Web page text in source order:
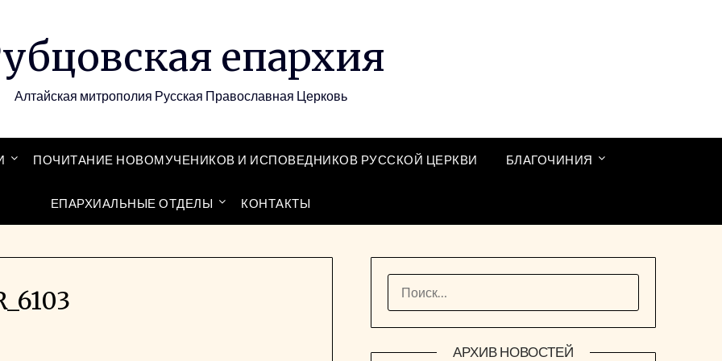
епархия
Алтайская митрополия Русская Православная Церковь
ПОЧИТАНИЕ НОВОМУЧЕНИКОВ И ИСПОВЕДНИКОВ РУССКОЙ ЦЕРКВИ БЛАГОЧИНИЯ
ЕПАРХИАЛЬНЫЕ ОТДЕЛЫ КОНТАКТЫ
АРХИВ НОВОСТЕЙ